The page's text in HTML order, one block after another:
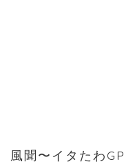
風聞〜イタたわGP